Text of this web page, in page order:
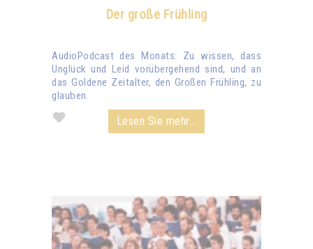
Der große Frühling
AudioPodcast des Monats: Zu wissen, dass
Unglück und Leid vorübergehend sind, und an
das Goldene Zeitalter, den Großen Frühling, zu
glauben.
Lesen Sie mehr...